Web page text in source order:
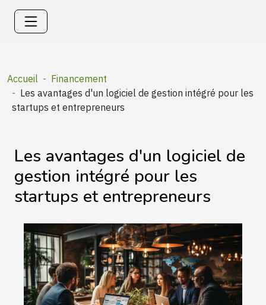
Accueil
Financement
Les avantages d'un logiciel de gestion intégré pour les
startups et entrepreneurs
Les avantages d'un logiciel de
gestion intégré pour les
startups et entrepreneurs